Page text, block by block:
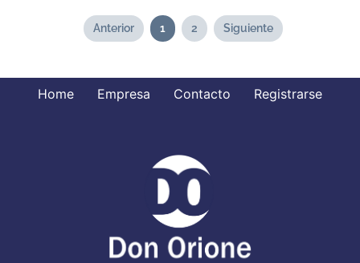
Anterior 1 2 Siguiente
Home Empresa Contacto Registrarse